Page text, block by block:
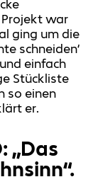
war
ging um die
schneiden‘
einfach
Stückliste
so einen
er.
„Das